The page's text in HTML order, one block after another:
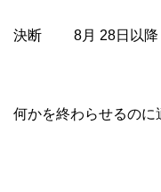
決断 8月 28日以
何かを終わらせるの